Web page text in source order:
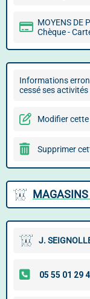
MOYENS DE
Chèque -
Informations
cessé ses activités
Modifier
Supprimer
MAGASINS
J.